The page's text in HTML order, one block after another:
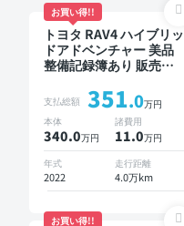
お買い得!!
トヨタ RAV4 ハイブリッ
ドアドベンチャー 美品
整備記録簿あり 販売店
インドスポットモニター
デジタルインナーミラー
オートクルーズ スマー
トキー ETC バックモニ
ター ドライブレコーダ
ー 衝突軽減
支払総額 351.0万円
本体
340.0万円
諸費用
11.0万円
年式
2022
走行距離
4.0万km
お買い得!!